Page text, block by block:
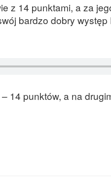
z 14 punktami, a za
bardzo dobry
14 punktów, a na